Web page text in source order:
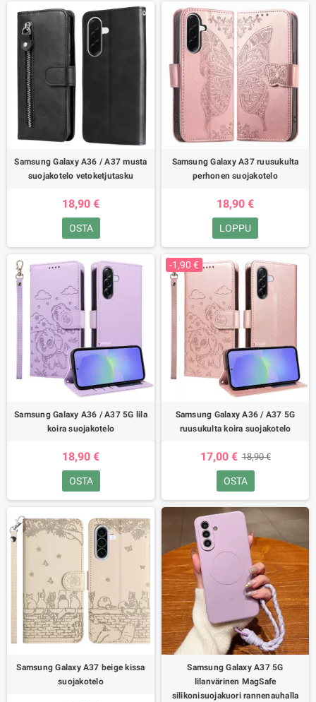
Samsung Galaxy A36 / A37 musta
suojakotelo vetoketjutasku
18,90 €
OSTA
Samsung Galaxy A37 ruusukulta
perhonen suojakotelo
18,90 €
LOPPU
Samsung Galaxy A36 / A37 5G lila
koira suojakotelo
18,90 €
OSTA
-1,90 €
Samsung Galaxy A36 / A37 5G
ruusukulta koira suojakotelo
17,00 € 18,90 €
OSTA
Samsung Galaxy A37 beige kissa
suojakotelo
Samsung Galaxy A37 5G
lilanvärinen MagSafe
silikonisuojakuori rannenauhalla